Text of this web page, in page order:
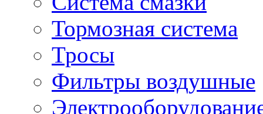
Тормозная система
Тросы
Фильтры воздушные